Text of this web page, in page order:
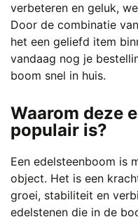
verbeteren en geluk,
Door de combinatie
het een geliefd item
vandaag nog je
boom snel in huis.
Waarom deze
populair is?
Een edelsteenboom is
object. Het is een
groei, stabiliteit en
edelstenen die in de